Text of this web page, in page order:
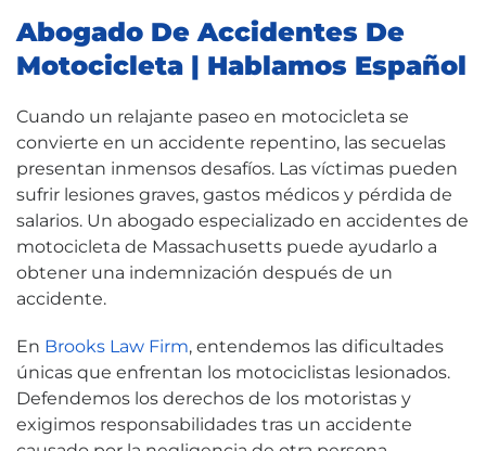
Abogado De Accidentes De
Motocicleta | Hablamos Español
Cuando un relajante paseo en motocicleta se
convierte en un accidente repentino, las secuelas
presentan inmensos desafíos. Las víctimas pueden
sufrir lesiones graves, gastos médicos y pérdida de
salarios. Un abogado especializado en accidentes de
motocicleta de Massachusetts puede ayudarlo a
obtener una indemnización después de un
accidente.
En Brooks Law Firm, entendemos las dificultades
únicas que enfrentan los motociclistas lesionados.
Defendemos los derechos de los motoristas y
exigimos responsabilidades tras un accidente